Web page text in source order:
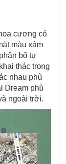
cương có
màu xám
bố tự
thác trong
nhau phù
Dream phù
ngoài trời.